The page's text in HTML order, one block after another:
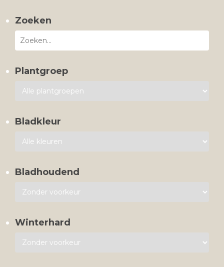
Zoeken
Plantgroep
Bladkleur
Bladhoudend
Winterhard